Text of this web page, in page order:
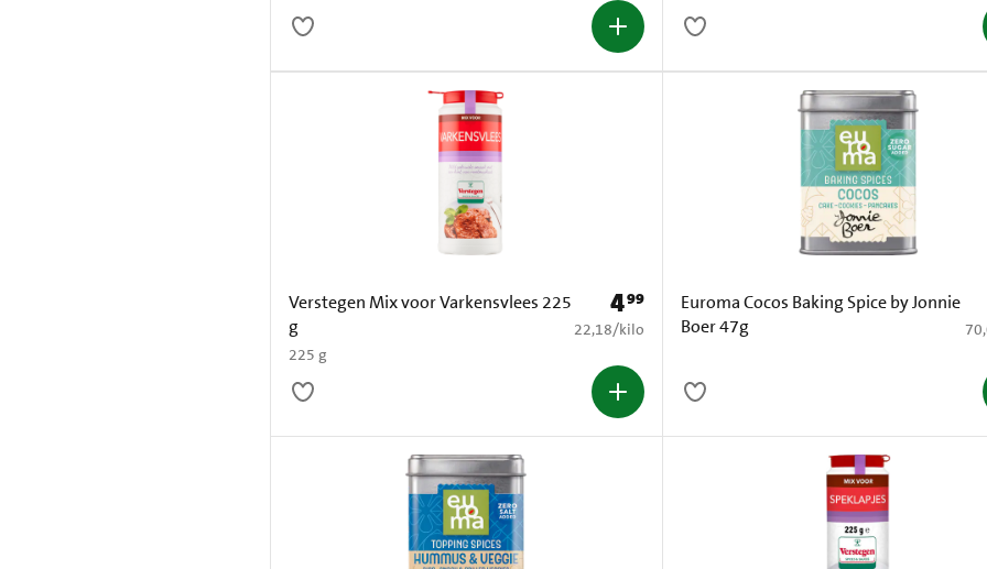
Verstegen Mix voor Varkensvlees 225
g
225 g
Prijs: € 4,99
499
€ 22,18 per kilo
22,18/kilo
Euroma Cocos Baking Spice by Jonnie
Boer 47g
€